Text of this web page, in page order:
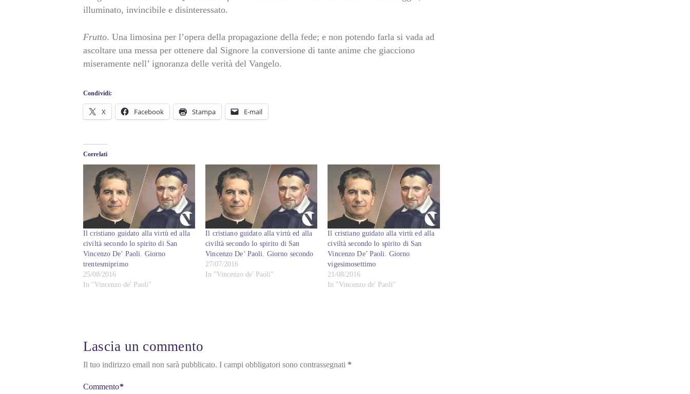
illuminato, invincibile e disinteressato.
Frutto. Una limosina per l’opera della propagazione della fede; e non potendo farla si vada ad
ascoltare una messa per ottenere dal Signore la conversione di tante anime che giacciono
miseramente nell’ ignoranza delle verità del Vangelo.
Condividi:
X Facebook Stampa E-mail
Correlati
Il cristiano guidato alla virtù ed alla
civiltà secondo lo spirito di San
Vincenzo De’ Paoli. Giorno
trentesmiprimo
25/08/2016
In "Vincenzo de' Paoli"
Il cristiano guidato alla virtù ed alla
civiltà secondo lo spirito di San
Vincenzo De’ Paoli. Giorno secondo
27/07/2016
In "Vincenzo de' Paoli"
Il cristiano guidato alla virtù ed alla
civiltà secondo lo spirito di San
Vincenzo De’ Paoli. Giorno
vigesimosettimo
21/08/2016
In "Vincenzo de' Paoli"
Lascia un commento
Il tuo indirizzo email non sarà pubblicato. I campi obbligatori sono contrassegnati *
Commento*